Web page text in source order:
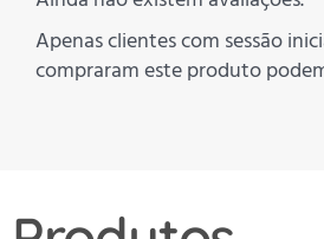
Apenas clientes com sessão
compraram este produto